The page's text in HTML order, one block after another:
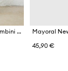
Mayoral set di tuta per bambini con cotone
45,90 €